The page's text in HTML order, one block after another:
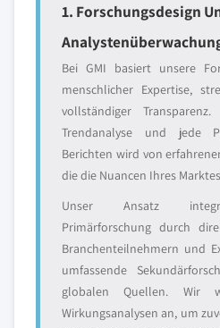
1. Forschungsdesign
Bei GMI basiert unsere
menschlicher Expertise,
vollständiger
Trendanalyse und jede
Berichten wird von
die die Nuancen Ihres
Unser Ansatz
Primärforschung durch
Branchenteilnehmern und
umfassende
globalen Quellen. Wir
Wirkungsanalysen an, um